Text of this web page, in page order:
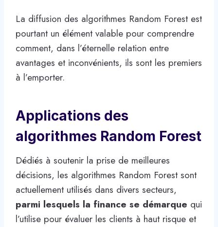
La diffusion des algorithmes Random Forest est
pourtant un élément valable pour comprendre
comment, dans l’éternelle relation entre
avantages et inconvénients, ils sont les premiers
à l’emporter.
Applications des
algorithmes Random Forest
Dédiés à soutenir la prise de meilleures
décisions, les algorithmes Random Forest sont
actuellement utilisés dans divers secteurs,
parmi lesquels la finance se démarque qui
l’utilise pour évaluer les clients à haut risque et